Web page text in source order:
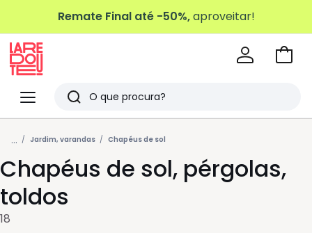
Remate Final até -50%,aproveitar!
Menu
Redoute
Pesquisar
Últimos
artigos
vistos
Ir
... Jardim, varandas Chapéus de sol
Chapéus de sol, pérgolas,
toldos
18